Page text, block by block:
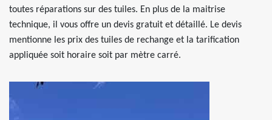
toutes réparations sur des tuiles. En plus de la maitrise
technique, il vous offre un devis gratuit et détaillé. Le devis
mentionne les prix des tuiles de rechange et la tarification
appliquée soit horaire soit par mètre carré.